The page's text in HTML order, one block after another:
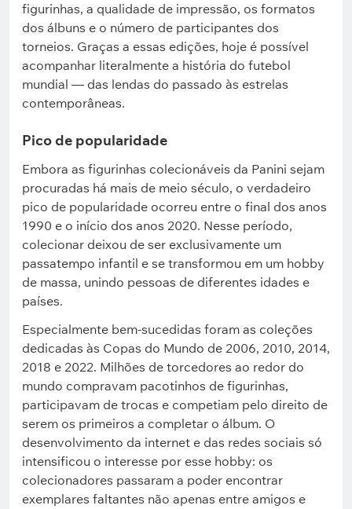
figurinhas, a qualidade de impressão, os formatos
dos álbuns e o número de participantes dos
torneios. Graças a essas edições, hoje é possível
acompanhar literalmente a história do futebol
mundial — das lendas do passado às estrelas
contemporâneas.
Pico de popularidade
Embora as figurinhas colecionáveis da Panini sejam
procuradas há mais de meio século, o verdadeiro
pico de popularidade ocorreu entre o final dos anos
1990 e o início dos anos 2020. Nesse período,
colecionar deixou de ser exclusivamente um
passatempo infantil e se transformou em um hobby
de massa, unindo pessoas de diferentes idades e
países.
Especialmente bem-sucedidas foram as coleções
dedicadas às Copas do Mundo de 2006, 2010, 2014,
2018 e 2022. Milhões de torcedores ao redor do
mundo compravam pacotinhos de figurinhas,
participavam de trocas e competiam pelo direito de
serem os primeiros a completar o álbum. O
desenvolvimento da internet e das redes sociais só
intensificou o interesse por esse hobby: os
colecionadores passaram a poder encontrar
exemplares faltantes não apenas entre amigos e